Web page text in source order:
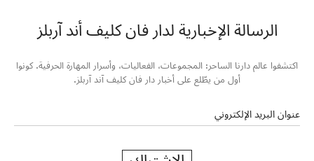
الرسالة الإخبارية لدار فان كليف أند آربلز
اكتشفوا عالم دارنا الساحر: المجموعات، الفعاليات، وأسرار المهارة الحرفية. كونوا
أول من يطّلع على أخبار دار فان كليف آند آربلز.
عنوان البريد الإلكتروني